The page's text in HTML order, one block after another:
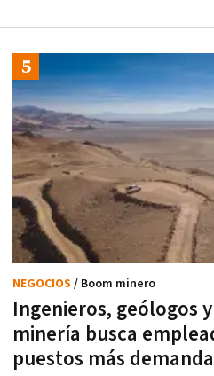
Ingenieros, geólogos
minería busca
puestos más
NEGOCIOS / Boom minero